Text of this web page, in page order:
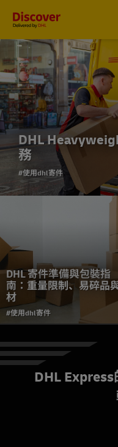
DHL 台灣：國際快遞商
DHL
務
#使用dhl寄件
DHL 寄件準備與包裝指
南：重量限制、易碎品
材
#使用dhl寄件
DHL